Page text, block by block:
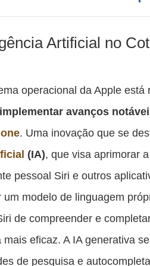
Artificial no
operacional da Apple está
implementar avanços
. Uma inovação que se
(IA), que visa aprimorar a
pessoal Siri e outros
modelo de linguagem
de compreender e
eficaz. A IA generativa
de pesquisa e